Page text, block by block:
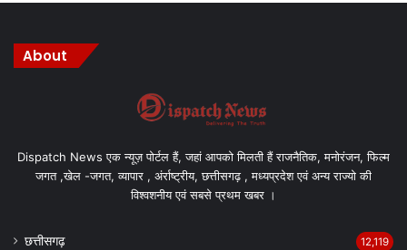
About
Dispatch News एक न्यूज़ पोर्टल हैं, जहां आपको मिलती हैं राजनैतिक, मनोरंजन, फिल्म
जगत ,खेल -जगत, व्यापार , अंर्राष्ट्रीय, छत्तीसगढ़ , मध्यप्रदेश एवं अन्य राज्यो की
विश्वशनीय एवं सबसे प्रथम खबर ।
छत्तीसगढ़ 12,119